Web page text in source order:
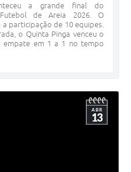
a grande final do
de Areia 2026. O
participação de 10 equipes.
o Quinta Pinga venceu o
empate em 1 a 1 no tempo
ABR
13